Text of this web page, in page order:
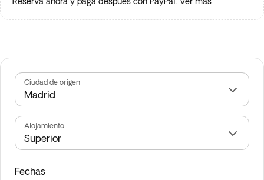
Ciudad de origen
Alojamiento
Fechas